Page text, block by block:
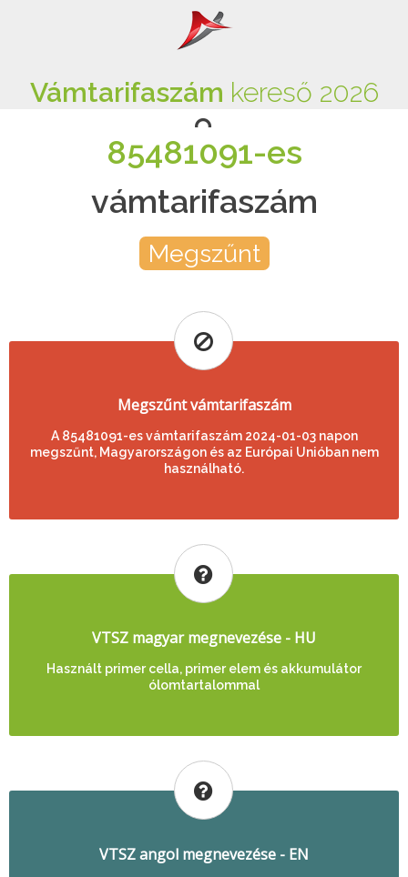
Vámtarifaszám kereső 2026
85481091-es
vámtarifaszám
Megszűnt
Megszűnt vámtarifaszám
A 85481091-es vámtarifaszám 2024-01-03 napon
megszűnt, Magyarországon és az Európai Unióban nem
használható.
VTSZ magyar megnevezése - HU
Használt primer cella, primer elem és akkumulátor
ólomtartalommal
VTSZ angol megnevezése - EN